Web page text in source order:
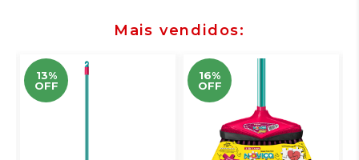
Mais vendidos
13%
OFF
16%
OFF